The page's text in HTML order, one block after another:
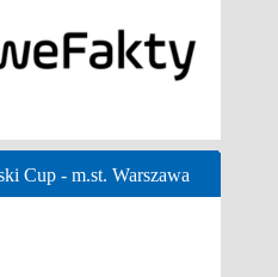
Cup - m.st. Warszawa